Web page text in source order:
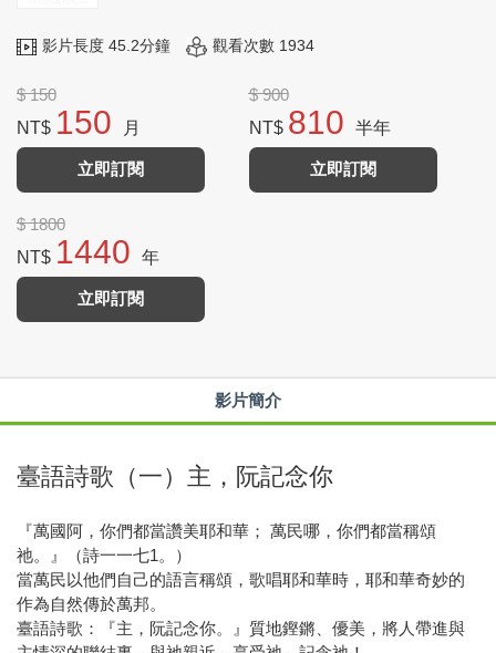
影片長度 45.2分鐘 觀看次數 1934
$ 150
NT$ 150 月
立即訂閱
$ 900
NT$ 810 半年
立即訂閱
$ 1800
NT$ 1440 年
立即訂閱
影片簡介
臺語詩歌（一）主，阮記念你
『萬國阿，你們都當讚美耶和華； 萬民哪，你們都當稱頌
祂。』（詩一一七1。）
當萬民以他們自己的語言稱頌，歌唱耶和華時，耶和華奇妙的
作為自然傳於萬邦。
臺語詩歌：『主，阮記念你。』質地鏗鏘、優美，將人帶進與